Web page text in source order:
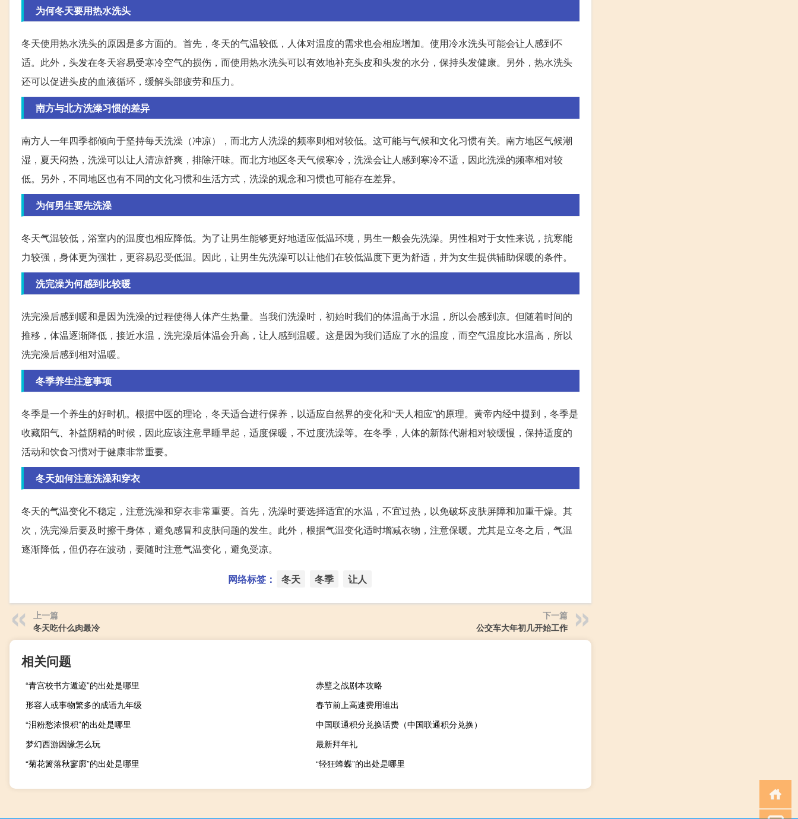
为何冬天要用热水洗头
冬天使用热水洗头的原因是多方面的。首先，冬天的气温较低，人体对温度的需求也会相应增加。使用冷水洗头可能会让人感到不
适。此外，头发在冬天容易受寒冷空气的损伤，而使用热水洗头可以有效地补充头皮和头发的水分，保持头发健康。另外，热水洗头
还可以促进头皮的血液循环，缓解头部疲劳和压力。
南方与北方洗澡习惯的差异
南方人一年四季都倾向于坚持每天洗澡（冲凉），而北方人洗澡的频率则相对较低。这可能与气候和文化习惯有关。南方地区气候潮
湿，夏天闷热，洗澡可以让人清凉舒爽，排除汗味。而北方地区冬天气候寒冷，洗澡会让人感到寒冷不适，因此洗澡的频率相对较
低。另外，不同地区也有不同的文化习惯和生活方式，洗澡的观念和习惯也可能存在差异。
为何男生要先洗澡
冬天气温较低，浴室内的温度也相应降低。为了让男生能够更好地适应低温环境，男生一般会先洗澡。男性相对于女性来说，抗寒能
力较强，身体更为强壮，更容易忍受低温。因此，让男生先洗澡可以让他们在较低温度下更为舒适，并为女生提供辅助保暖的条件。
洗完澡为何感到比较暖
洗完澡后感到暖和是因为洗澡的过程使得人体产生热量。当我们洗澡时，初始时我们的体温高于水温，所以会感到凉。但随着时间的
推移，体温逐渐降低，接近水温，洗完澡后体温会升高，让人感到温暖。这是因为我们适应了水的温度，而空气温度比水温高，所以
洗完澡后感到相对温暖。
冬季养生注意事项
冬季是一个养生的好时机。根据中医的理论，冬天适合进行保养，以适应自然界的变化和“天人相应”的原理。黄帝内经中提到，冬季是
收藏阳气、补益阴精的时候，因此应该注意早睡早起，适度保暖，不过度洗澡等。在冬季，人体的新陈代谢相对较缓慢，保持适度的
活动和饮食习惯对于健康非常重要。
冬天如何注意洗澡和穿衣
冬天的气温变化不稳定，注意洗澡和穿衣非常重要。首先，洗澡时要选择适宜的水温，不宜过热，以免破坏皮肤屏障和加重干燥。其
次，洗完澡后要及时擦干身体，避免感冒和皮肤问题的发生。此外，根据气温变化适时增减衣物，注意保暖。尤其是立冬之后，气温
逐渐降低，但仍存在波动，要随时注意气温变化，避免受凉。
网络标签： 冬天 冬季 让人
上一篇
冬天吃什么肉最冷
下一篇
公交车大年初几开始工作
相关问题
“青宫校书方遁迹”的出处是哪里
赤壁之战剧本攻略
形容人或事物繁多的成语九年级
春节前上高速费用谁出
“泪粉愁浓恨积”的出处是哪里
中国联通积分兑换话费（中国联通积分兑换）
梦幻西游因缘怎么玩
最新拜年礼
“菊花篱落秋寥廓”的出处是哪里
“轻狂蜂蝶”的出处是哪里